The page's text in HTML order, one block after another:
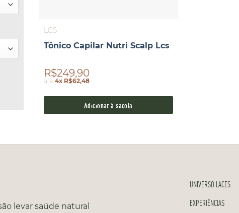
LCS
Tônico Capilar Nutri Scalp Lcs
R$249,90
até4x R$62,48
Adicionar à sacola
levar saúde natural
UNIVERSO LACES
EXPERIÊNCIAS